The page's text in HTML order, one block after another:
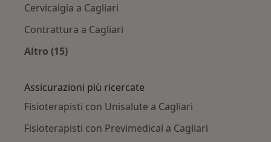
Cervicalgia a Cagliari
Contrattura a Cagliari
Altro (15)
Assicurazioni più ricercate
Fisioterapisti con Unisalute a Cagliari
Fisioterapisti con Previmedical a Cagliari